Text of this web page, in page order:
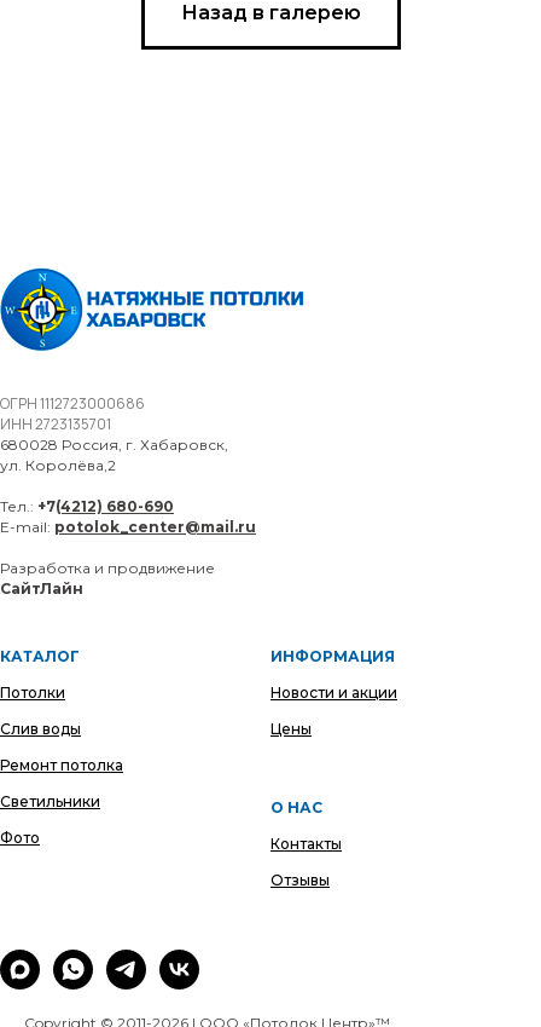
Назад в галерею
ОГРН 1112723000686
ИНН 2723135701
680028 Россия, г. Хабаровск,
ул. Королёва,2
Тел.: +7(4212) 680-690
E-mail: potolok_center@mail.ru
Разработка и продвижение
СайтЛайн
КАТАЛОГ
Потолки
Слив воды
Ремонт потолка
Светильники
Фото
ИНФОРМАЦИЯ
Новости и акции
Цены
О НАС
Контакты
Отзывы
Copyright © 2011-2026 | ООО «Потолок Центр»™